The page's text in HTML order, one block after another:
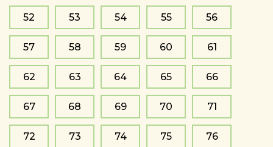
52 53 54 55 56
57 58 59 60 61
62 63 64 65 66
67 68 69 70 71
72 73 74 75 76